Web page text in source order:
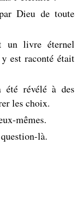
Dieu de toute
un livre éternel
est raconté était
été révélé à des
les choix.
mêmes.
là.